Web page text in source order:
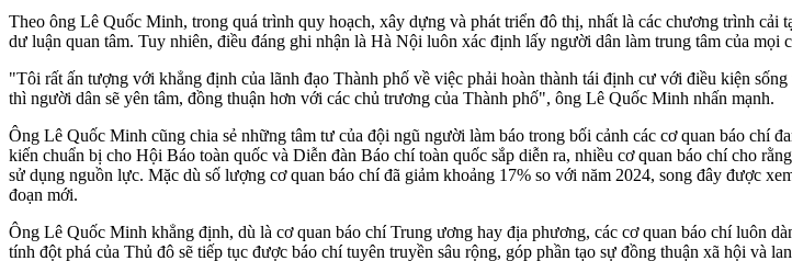
Theo ông Lê Quốc Minh, trong quá trình quy hoạch, xây dựng và phát triển đô thị, nhất là các chương trình cải
dư luận quan tâm. Tuy nhiên, điều đáng ghi nhận là Hà Nội luôn xác định lấy người dân làm trung tâm của mọi
"Tôi rất ấn tượng với khẳng định của lãnh đạo Thành phố về việc phải hoàn thành tái định cư với điều kiện
thì người dân sẽ yên tâm, đồng thuận hơn với các chủ trương của Thành phố", ông Lê Quốc Minh nhấn mạnh.
Ông Lê Quốc Minh cũng chia sẻ những tâm tư của đội ngũ người làm báo trong bối cảnh các cơ quan báo chí
kiến chuẩn bị cho Hội Báo toàn quốc và Diễn đàn Báo chí toàn quốc sắp diễn ra, nhiều cơ quan báo chí cho
sử dụng nguồn lực. Mặc dù số lượng cơ quan báo chí đã giảm khoảng 17% so với năm 2024, song đây được
đoạn mới.
Ông Lê Quốc Minh khẳng định, dù là cơ quan báo chí Trung ương hay địa phương, các cơ quan báo chí luôn
tính đột phá của Thủ đô sẽ tiếp tục được báo chí tuyên truyền sâu rộng, góp phần tạo sự đồng thuận xã hội và